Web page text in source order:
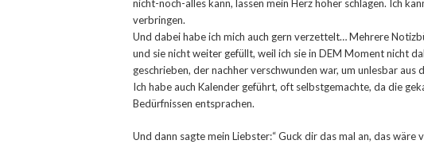
nicht-noch-alles kann, lassen mein Herz höher schlagen. Ich
verbringen.
Und dabei habe ich mich auch gern verzettelt… Mehrere
und sie nicht weiter gefüllt, weil ich sie in DEM Moment nicht
geschrieben, der nachher verschwunden war, um unlesbar aus
Ich habe auch Kalender geführt, oft selbstgemachte, da die
Bedürfnissen entsprachen.
Und dann sagte mein Liebster:“ Guck dir das mal an, das wäre